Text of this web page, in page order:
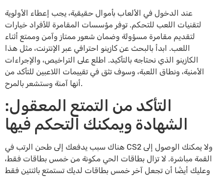
عند الدخول في الألعاب بأموال حقيقية، يجب إعطاء الأولوية
لتقنيات اللعب للتحكم. توفر مؤسسات المقامرة للأفراد خيارات
لتقديم مقامرة مسؤولة وضمان شعور ممتاز وآمن وممتع أثناء
اللعب. ابدأ بالبحث عن كازينو احترافي عبر الإنترنت، مثل هذا
الكازينو الذي نحتاجه بالتأكيد. اطلع على التراخيص، والإجراءات
الأمنية، ونطاق اللعبة، وسوف تثق في تقييمات اللاعبين للتأكد من
أنها آمنة وستشعر بالمرح.
التأكد من التمتع المعقول:
الشهادة ويمكنك التحكم فيها
هناك سبب يدفعك إلى طحن الرتب في CS2 ولا يمكنك الوصول إلى
القمة مباشرة. لا تزال بطاقات الحي مكونة من خمس بطاقات فقط،
وعليك أيضًا أن تجعل آخر خمس بطاقات لديك تستمتع باثنتين فقط